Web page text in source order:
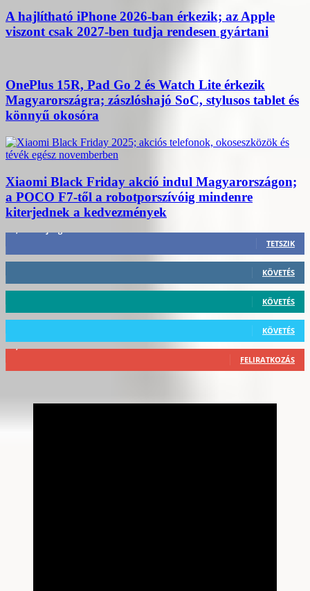
A hajlítható iPhone 2026-ban érkezik; az Apple
viszont csak 2027-ben tudja rendesen gyártani
OnePlus 15R, Pad Go 2 és Watch Lite érkezik
Magyarországra; zászlóshajó SoC, stylusos tablet és
könnyű okosóra
Xiaomi Black Friday akció indul Magyarországon;
a POCO F7-től a robotporszívóig mindenre
kiterjednek a kedvezmények
TETSZIK
KÖVETÉS
KÖVETÉS
KÖVETÉS
FELIRATKOZÁS